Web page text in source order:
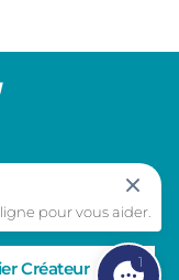
Créateur 1
pour vous aider.